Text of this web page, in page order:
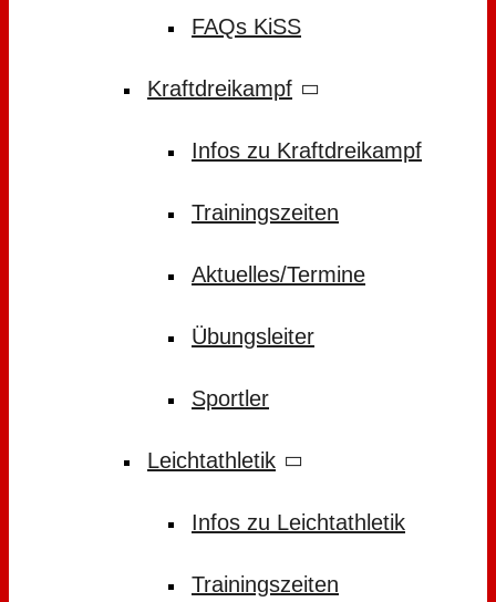
FAQs KiSS
Kraftdreikampf
Infos zu Kraftdreikampf
Trainingszeiten
Aktuelles/Termine
Übungsleiter
Sportler
Leichtathletik
Infos zu Leichtathletik
Trainingszeiten